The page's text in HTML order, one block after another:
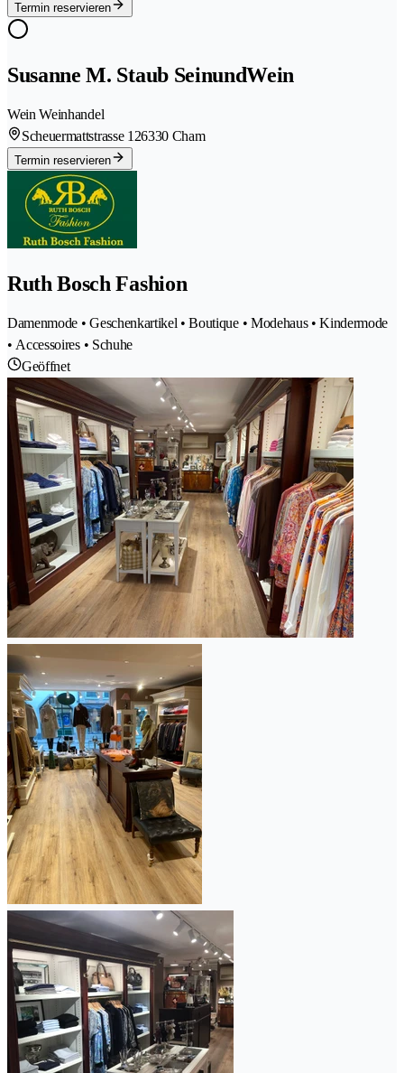
Termin reservieren
Susanne M. Staub SeinundWein
Wein Weinhandel
Scheuermattstrasse 126330 Cham
Termin reservieren
Ruth Bosch Fashion
Damenmode • Geschenkartikel • Boutique • Modehaus • Kindermode
• Accessoires • Schuhe
Geöffnet